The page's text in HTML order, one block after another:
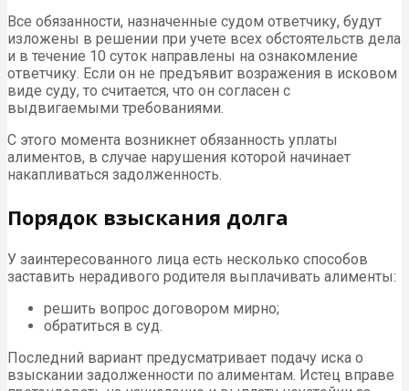
Все обязанности, назначенные судом ответчику, будут
изложены в решении при учете всех обстоятельств дела
и в течение 10 суток направлены на ознакомление
ответчику. Если он не предъявит возражения в исковом
виде суду, то считается, что он согласен с
выдвигаемыми требованиями.
С этого момента возникнет обязанность уплаты
алиментов, в случае нарушения которой начинает
накапливаться задолженность.
Порядок взыскания долга
У заинтересованного лица есть несколько способов
заставить нерадивого родителя выплачивать алименты:
решить вопрос договором мирно;
обратиться в суд.
Последний вариант предусматривает подачу иска о
взыскании задолженности по алиментам. Истец вправе